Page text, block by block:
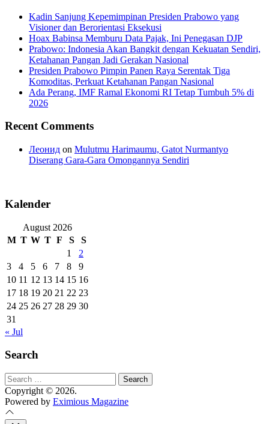
Kadin Sanjung Kepemimpinan Presiden Prabowo yang
Visioner dan Berorientasi Eksekusi
Hoax Babinsa Memburu Data Pajak, Ini Penegasan DJP
Prabowo: Indonesia Akan Bangkit dengan Kekuatan Sendiri,
Ketahanan Pangan Jadi Gerakan Nasional
Presiden Prabowo Pimpin Panen Raya Serentak Tiga
Komoditas, Perkuat Ketahanan Pangan Nasional
Ada Perang, IMF Ramal Ekonomi RI Tetap Tumbuh 5% di
2026
Recent Comments
Леонид on Mulutmu Harimaumu, Gatot Nurmantyo
Diserang Gara-Gara Omongannya Sendiri
Kalender
August 2026
M T W T F S
S
1
2
3
4 5 6 7 8
9
10 11 12 13 14 15 16
17 18 19 20 21 22 23
24 25 26 27 28 29 30
31
« Jul
Search
Search
for:
Copyright © 2026.
Powered by Eximious Magazine